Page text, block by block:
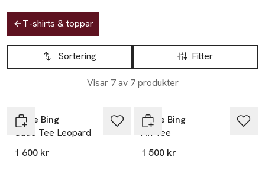
Hoppa till produktsidan
T-shirts & toppar
Hoppa till produktsidan
Filter
Sortering
Visar 7 av 7 produkter
Lista över produkter
Anine Bing
Cade Tee Leopard
1 600 kr
Anine Bing
Avi Tee
1 500 kr
Nyhet